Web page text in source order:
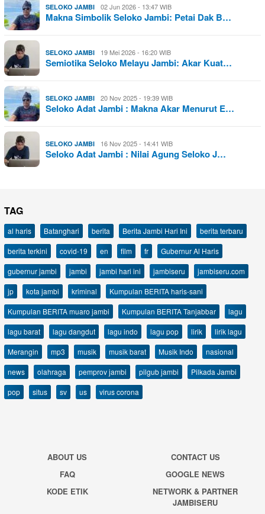
SELOKO JAMBI 02 Jun 2026 - 13:47 WIB
Makna Simbolik Seloko Jambi: Petai Dak B…
SELOKO JAMBI 19 Mei 2026 - 16:20 WIB
Semiotika Seloko Melayu Jambi: Akar Kuat…
SELOKO JAMBI 20 Nov 2025 - 19:39 WIB
Seloko Adat Jambi : Makna Akar Menurut E…
SELOKO JAMBI 16 Nov 2025 - 14:41 WIB
Seloko Adat Jambi : Nilai Agung Seloko J…
TAG
al haris Batanghari berita Berita Jambi Hari Ini
berita terbaru
berita terkini
covid-19 en film fr
Gubernur Al Haris
gubernur jambi
jambi jambi hari ini jambiseru
jambiseru.com
jp
kota jambi kriminal
Kumpulan BERITA haris-sani
Kumpulan BERITA muaro jambi
Kumpulan BERITA Tanjabbar
lagu
lagu barat
lagu dangdut lagu indo lagu pop lirik
lirik lagu
Merangin
mp3 musik musik barat Musik Indo
nasional
news
olahraga pemprov jambi pilgub jambi
Pilkada Jambi
pop
situs sv us virus corona
ABOUT US
CONTACT US
FAQ
GOOGLE NEWS
KODE ETIK
NETWORK & PARTNER
JAMBISERU